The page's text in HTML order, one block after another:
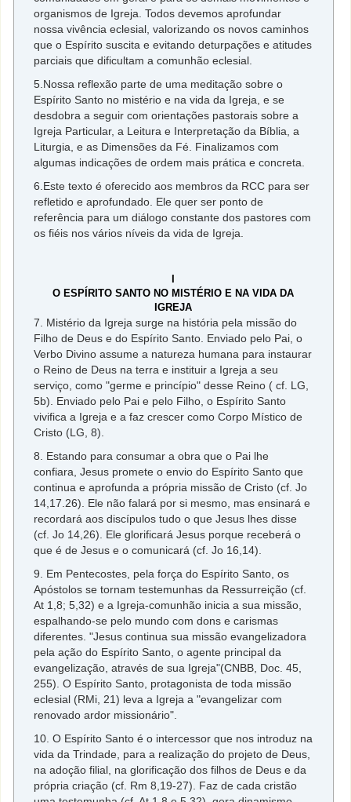
organismos de Igreja. Todos devemos aprofundar
nossa vivência eclesial, valorizando os novos caminhos
que o Espírito suscita e evitando deturpações e atitudes
parciais que dificultam a comunhão eclesial.
5.Nossa reflexão parte de uma meditação sobre o
Espírito Santo no mistério e na vida da Igreja, e se
desdobra a seguir com orientações pastorais sobre a
Igreja Particular, a Leitura e Interpretação da Bíblia, a
Liturgia, e as Dimensões da Fé. Finalizamos com
algumas indicações de ordem mais prática e concreta.
6.Este texto é oferecido aos membros da RCC para ser
refletido e aprofundado. Ele quer ser ponto de
referência para um diálogo constante dos pastores com
os fiéis nos vários níveis da vida de Igreja.
O ESPÍRITO SANTO NO MISTÉRIO E NA VIDA DA
IGREJA
7. Mistério da Igreja surge na história pela missão do
Filho de Deus e do Espírito Santo. Enviado pelo Pai, o
Verbo Divino assume a natureza humana para instaurar
o Reino de Deus na terra e instituir a Igreja a seu
serviço, como "germe e princípio" desse Reino ( cf. LG,
5b). Enviado pelo Pai e pelo Filho, o Espírito Santo
vivifica a Igreja e a faz crescer como Corpo Místico de
Cristo (LG, 8).
8. Estando para consumar a obra que o Pai lhe
confiara, Jesus promete o envio do Espírito Santo que
continua e aprofunda a própria missão de Cristo (cf. Jo
14,17.26). Ele não falará por si mesmo, mas ensinará e
recordará aos discípulos tudo o que Jesus lhes disse
(cf. Jo 14,26). Ele glorificará Jesus porque receberá o
que é de Jesus e o comunicará (cf. Jo 16,14).
9. Em Pentecostes, pela força do Espírito Santo, os
Apóstolos se tornam testemunhas da Ressurreição (cf.
At 1,8; 5,32) e a Igreja-comunhão inicia a sua missão,
espalhando-se pelo mundo com dons e carismas
diferentes. "Jesus continua sua missão evangelizadora
pela ação do Espírito Santo, o agente principal da
evangelização, através de sua Igreja"(CNBB, Doc. 45,
255). O Espírito Santo, protagonista de toda missão
eclesial (RMi, 21) leva a Igreja a "evangelizar com
renovado ardor missionário".
10. O Espírito Santo é o intercessor que nos introduz na
vida da Trindade, para a realização do projeto de Deus,
na adoção filial, na glorificação dos filhos de Deus e da
própria criação (cf. Rm 8,19-27). Faz de cada cristão